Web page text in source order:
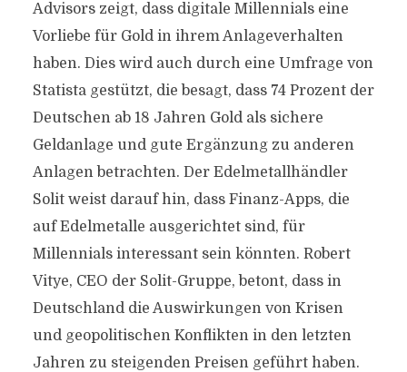
Advisors zeigt, dass digitale Millennials eine
Vorliebe für Gold in ihrem Anlageverhalten
haben. Dies wird auch durch eine Umfrage von
Statista gestützt, die besagt, dass 74 Prozent der
Deutschen ab 18 Jahren Gold als sichere
Geldanlage und gute Ergänzung zu anderen
Anlagen betrachten. Der Edelmetallhändler
Solit weist darauf hin, dass Finanz-Apps, die
auf Edelmetalle ausgerichtet sind, für
Millennials interessant sein könnten. Robert
Vitye, CEO der Solit-Gruppe, betont, dass in
Deutschland die Auswirkungen von Krisen
und geopolitischen Konflikten in den letzten
Jahren zu steigenden Preisen geführt haben.